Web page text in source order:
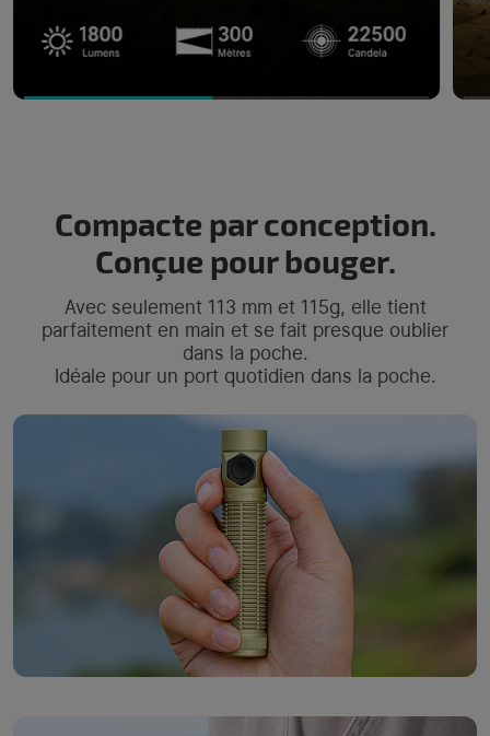
Compacte par conception.
Conçue pour bouger.
Avec seulement 113 mm et 115g, elle tient
parfaitement en main et se fait presque oublier
dans la poche.
Idéale pour un port quotidien dans la poche.